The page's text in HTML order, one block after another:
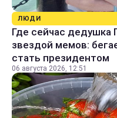
ЛЮДИ
Где сейчас дедушка
звездой мемов:
стать президентом
06 августа 2026, 12:51